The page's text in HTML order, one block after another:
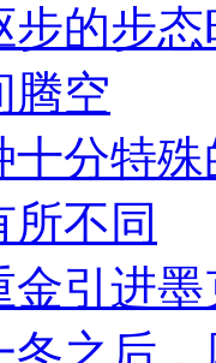
步的步
腾空
十分特
不同
金引进墨
冬之后